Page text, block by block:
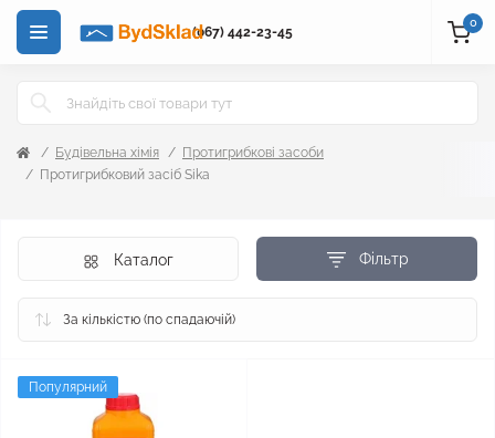
(067) 442-23-45
0
Будівельна хімія
Протигрибкові засоби
Протигрибковий засіб Sika
Фільтр
Каталог
Популярний